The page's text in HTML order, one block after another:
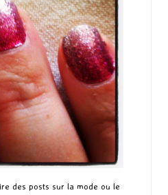
des posts sur la mode ou le